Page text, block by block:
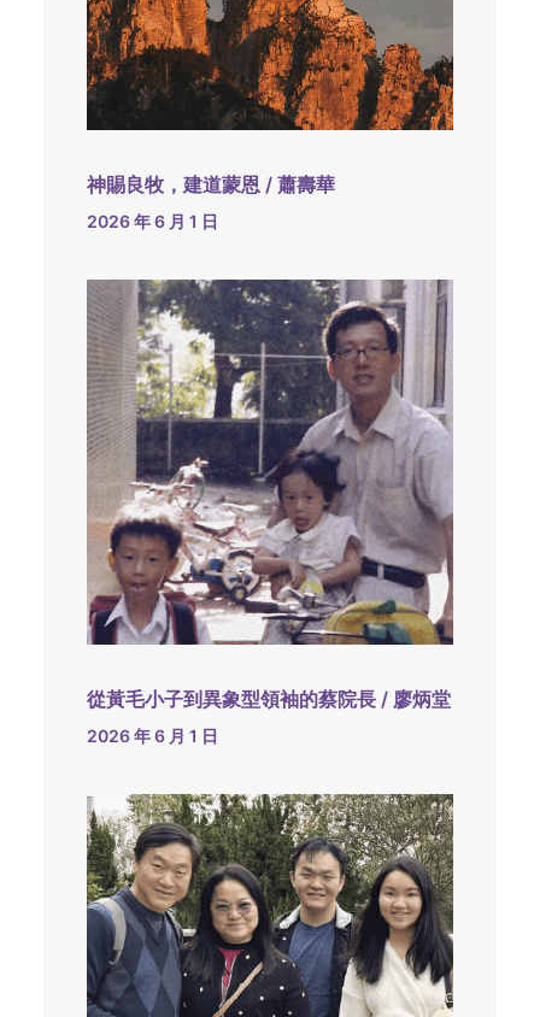
神賜良牧，建道蒙恩 / 蕭壽華
2026 年 6 月 1 日
從黃毛小子到異象型領袖的蔡院長 / 廖炳堂
2026 年 6 月 1 日